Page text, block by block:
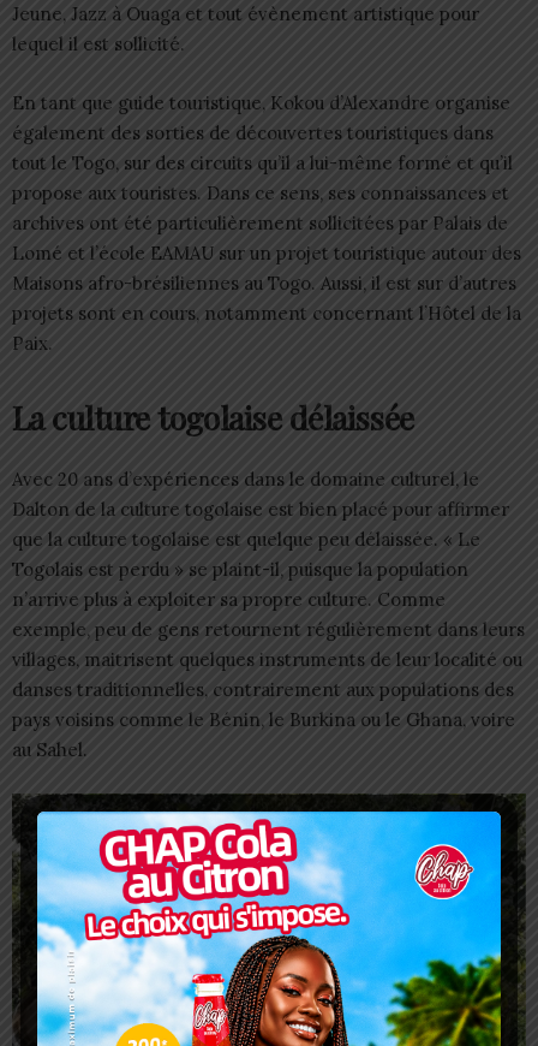
Jeune, Jazz à Ouaga et tout évènement artistique pour
lequel il est sollicité.
En tant que guide touristique, Kokou d’Alexandre organise
également des sorties de découvertes touristiques dans
tout le Togo, sur des circuits qu’il a lui-même formé et qu’il
propose aux touristes. Dans ce sens, ses connaissances et
archives ont été particulièrement sollicitées par Palais de
Lomé et l’école EAMAU sur un projet touristique autour des
Maisons afro-brésiliennes au Togo. Aussi, il est sur d’autres
projets sont en cours, notamment concernant l’Hôtel de la
Paix.
La culture togolaise délaissée
Avec 20 ans d’expériences dans le domaine culturel, le
Dalton de la culture togolaise est bien placé pour affirmer
que la culture togolaise est quelque peu délaissée. « Le
Togolais est perdu » se plaint-il, puisque la population
n’arrive plus à exploiter sa propre culture. Comme
exemple, peu de gens retournent régulièrement dans leurs
villages, maitrisent quelques instruments de leur localité ou
danses traditionnelles, contrairement aux populations des
pays voisins comme le Bénin, le Burkina ou le Ghana, voire
au Sahel.